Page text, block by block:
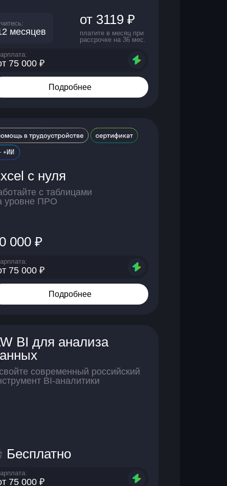
платите в месяц при
рассрочке на 36 мес.
от 3119 ₽
75 000 ₽
месяцев
Подробнее
с нуля
с таблицами
уровне ПРО
000 ₽
75 000 ₽
Подробнее
BI для анализа
современный российский
BI-аналитики
Бесплатно
75 000 ₽